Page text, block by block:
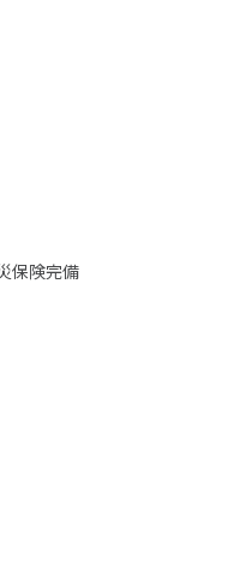
保険完備